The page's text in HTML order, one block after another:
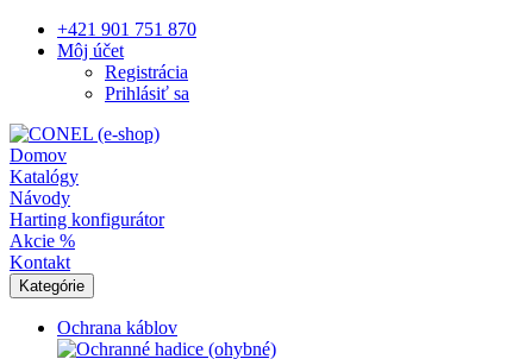
+421 901 751 870
Môj účet
Registrácia
Prihlásiť sa
Domov
Katalógy
Návody
Harting konfigurátor
Akcie %
Kontakt
Kategórie
Ochrana káblov